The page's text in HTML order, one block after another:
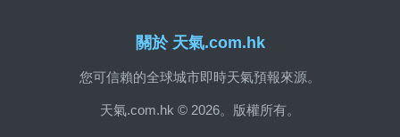
關於 天氣.com.hk
您可信賴的全球城市即時天氣預報來源。
天氣.com.hk © 2026。版權所有。